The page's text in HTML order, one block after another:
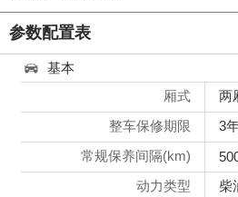
参数配置表
基本
厢式
两
整车保修期限
3
常规保养间隔(km)
动力类型
柴